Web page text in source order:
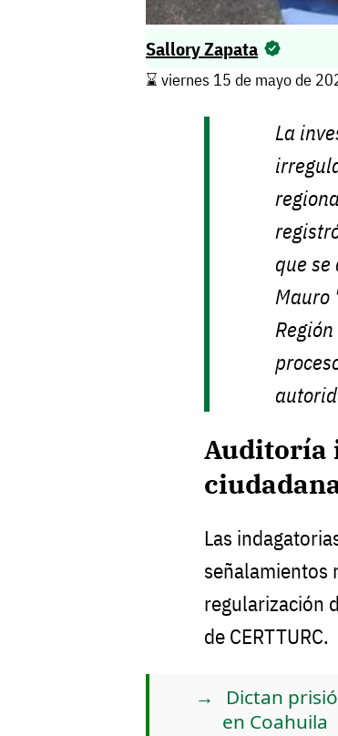
Sallory Zapata
⌛️ viernes 15 de mayo de
La
que
Mauro
Auditoría
Las
señalamientos
regularización
de CERTTURC.
Dictan
en Coahuila